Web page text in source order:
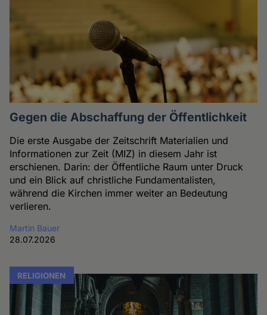
Gegen die Abschaffung der Öffentlichkeit
Die erste Ausgabe der Zeitschrift Materialien und
Informationen zur Zeit (MIZ) in diesem Jahr ist
erschienen. Darin: der Öffentliche Raum unter Druck
und ein Blick auf christliche Fundamentalisten,
während die Kirchen immer weiter an Bedeutung
verlieren.
Martin Bauer
28.07.2026
RELIGIONEN